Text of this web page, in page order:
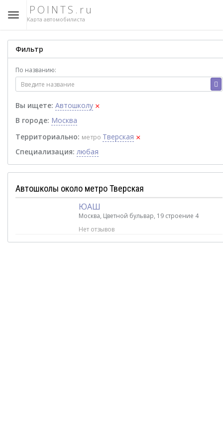
POINTS.ru
Карта автомобилиста
Фильтр
По названию:
Вы ищете: Автошколу ×
В городе: Москва
Территориально: метро Тверская ×
Специализация: любая
Автошколы около метро Тверская
ЮАШ
Москва, Цветной бульвар, 19 строение 4
Нет отзывов